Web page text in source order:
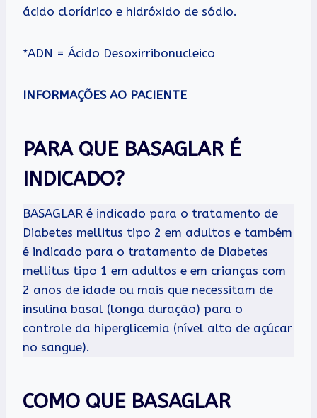
ácido clorídrico e hidróxido de sódio.
*ADN = Ácido Desoxirribonucleico
INFORMAÇÕES AO PACIENTE
PARA QUE BASAGLAR É
INDICADO?
BASAGLAR é indicado para o tratamento de
Diabetes mellitus tipo 2 em adultos e também
é indicado para o tratamento de Diabetes
mellitus tipo 1 em adultos e em crianças com
2 anos de idade ou mais que necessitam de
insulina basal (longa duração) para o
controle da hiperglicemia (nível alto de açúcar
no sangue).
COMO QUE BASAGLAR